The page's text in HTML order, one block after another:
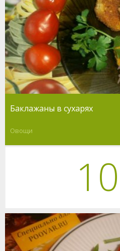
Баклажаны в сухарях
Овощи
10